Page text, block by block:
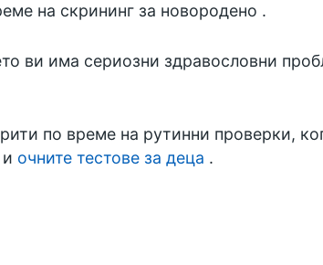
на скрининг за новородено .
ви има сериозни здравословни
по време на рутинни проверки,
и очните тестове за деца .